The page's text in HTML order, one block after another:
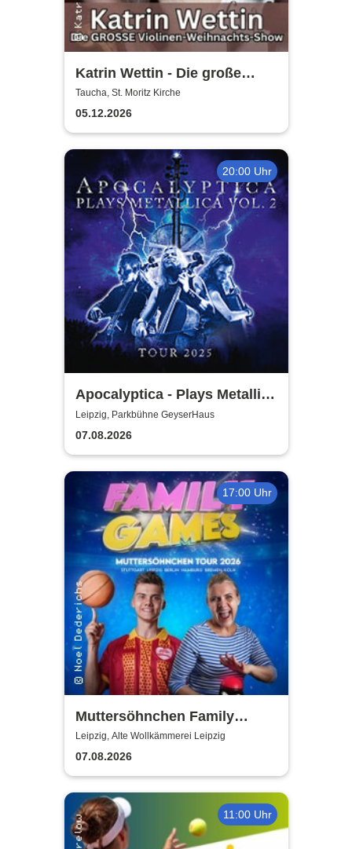
Katrin Wettin - Die große
Violinen-Weihnachts-Show
Taucha, St. Moritz Kirche
05.12.2026
20:00 Uhr
Apocalyptica - Plays Metallica
Vol. 2
Leipzig, Parkbühne GeyserHaus
07.08.2026
17:00 Uhr
Muttersöhnchen Family
Games 2026
Leipzig, Alte Wollkämmerei Leipzig
07.08.2026
11:00 Uhr